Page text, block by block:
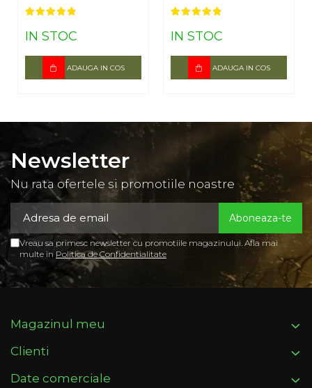
IN STOC
ADAUGA IN COS
IN STOC
ADAUGA IN COS
Newsletter
Nu rata ofertele si promotiile noastre
Vreau sa primesc newsletter cu promotiile magazinului. Afla mai
multe in Politica de Confidentialitate
Magazinul meu
Clienti
Date comerciale